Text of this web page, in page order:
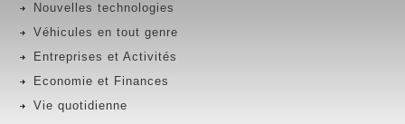
Nouvelles technologies
Véhicules en tout genre
Entreprises et Activités
Economie et Finances
Vie quotidienne